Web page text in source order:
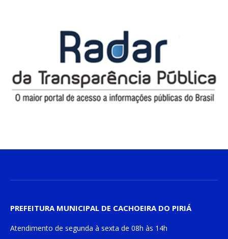
PREFEITURA MUNICIPAL DE CACHOEIRA DO PIRIÁ
Atendimento de segunda à sexta de 08h às 14h